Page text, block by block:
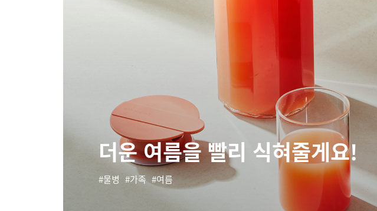
더운 여름을 빨리 식혀줄게요!
물병 가족 여름